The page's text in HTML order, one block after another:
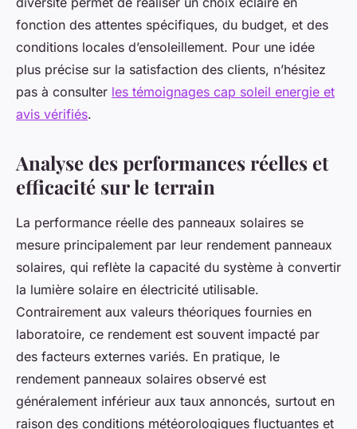
fonction des attentes spécifiques, du budget, et des
conditions locales d’ensoleillement. Pour une idée
plus précise sur la satisfaction des clients, n’hésitez
pas à consulter les témoignages cap soleil energie et
avis vérifiés.
Analyse des performances réelles et
efficacité sur le terrain
La performance réelle des panneaux solaires se
mesure principalement par leur rendement panneaux
solaires, qui reflète la capacité du système à convertir
la lumière solaire en électricité utilisable.
Contrairement aux valeurs théoriques fournies en
laboratoire, ce rendement est souvent impacté par
des facteurs externes variés. En pratique, le
rendement panneaux solaires observé est
généralement inférieur aux taux annoncés, surtout en
raison des conditions météorologiques fluctuantes et